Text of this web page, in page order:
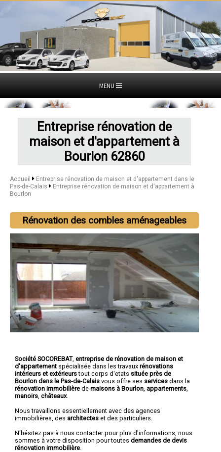
MENU
Entreprise rénovation de
maison et d'appartement à
Bourlon 62860
Accueil
Entreprise rénovation de maison et d'appartement dans le
Pas-de-Calais
Entreprise rénovation de maison et d'appartement à
Bourlon
Rénovation des combles aménageables
Société SOCOREBAT, entreprise de rénovation de maison et
d'appartement spécialisée dans les travaux rénovations
intérieurs et extérieurstout corps d'etats située près de
Bourlon dans le Pas-de-Calais vous offre ses services dans la
rénovation immobilière de maisons à Bourlon appartements
manoirs châteaux.
Nous travaillons essentiellement avec des agences
immobilières, des architectes et des particuliers.
N'hésitez pas à nous contacter pour plus d'informations, nous
sommes à votre disposition pour toutes demandes de devis
rénovation immobilière